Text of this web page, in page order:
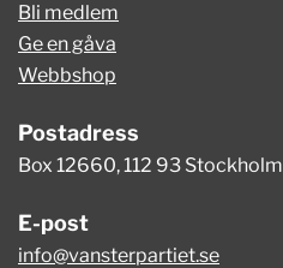
Bli medlem
Ge en gåva
Webbshop
Postadress
Box 12660, 112 93 Stockholm
E-post
info@vansterpartiet.se